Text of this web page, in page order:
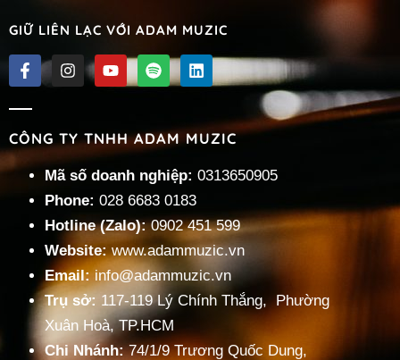
GIỮ LIÊN LẠC VỚI ADAM MUZIC
CÔNG TY TNHH ADAM MUZIC
Mã số doanh nghiệp: 0313650905
Phone: 028 6683 0183
Hotline (Zalo):0902 451 599
Website:www.adammuzic.vn
Email:info@adammuzic.vn
Trụ sở: 117-119 Lý Chính Thắng, Phường
Xuân Hoà, TP.HCM
Chi Nhánh:74/1/9 Trương Quốc Dung,